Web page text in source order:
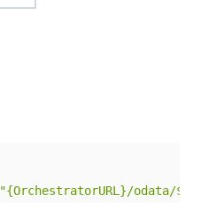
"{OrchestratorURL}/odata/